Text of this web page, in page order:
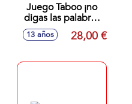
Juego Taboo ¡no
digas las palabras
prohibidas!
13 años 28,00 €